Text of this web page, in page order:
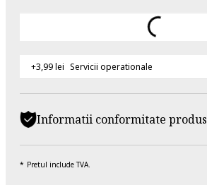
+3,99 lei Servicii operationale
Informatii conformitate produs
Pretul include TVA.